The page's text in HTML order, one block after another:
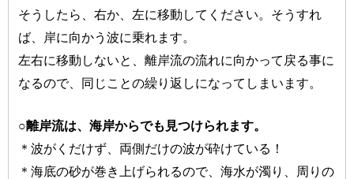
そうしたら、右か、左に移動してください。そうすれ
ば、岸に向かう波に乗れます。
左右に移動しないと、離岸流の流れに向かって戻る事に
なるので、同じことの繰り返しになってしまいます。
○離岸流は、海岸からでも見つけられます。
＊波がくだけず、両側だけの波が砕けている！
＊海底の砂が巻き上げられるので、海水が濁り、周りの